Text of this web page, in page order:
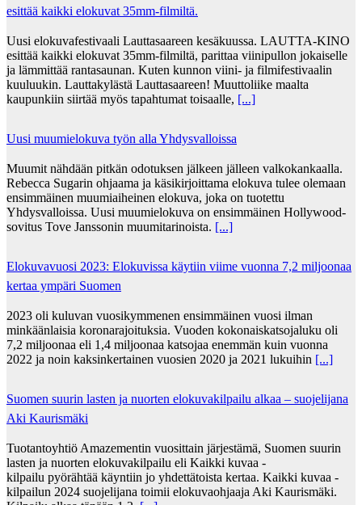
esittää kaikki elokuvat 35mm-filmiltä.
Uusi elokuvafestivaali Lauttasaareen kesäkuussa. LAUTTA-KINO
esittää kaikki elokuvat 35mm-filmiltä, parittaa viinipullon jokaiselle
ja lämmittää rantasaunan. Kuten kunnon viini- ja filmifestivaalin
kuuluukin. Lauttakylästä Lauttasaareen! Muuttoliike maalta
kaupunkiin siirtää myös tapahtumat toisaalle, [...]
Uusi muumielokuva työn alla Yhdysvalloissa
Muumit nähdään pitkän odotuksen jälkeen jälleen valkokankaalla.
Rebecca Sugarin ohjaama ja käsikirjoittama elokuva tulee olemaan
ensimmäinen muumiaiheinen elokuva, joka on tuotettu
Yhdysvalloissa. Uusi muumielokuva on ensimmäinen Hollywood-
sovitus Tove Janssonin muumitarinoista. [...]
Elokuvavuosi 2023: Elokuvissa käytiin viime vuonna 7,2 miljoonaa
kertaa ympäri Suomen
2023 oli kuluvan vuosikymmenen ensimmäinen vuosi ilman
minkäänlaisia koronarajoituksia. Vuoden kokonaiskatsojaluku oli
7,2 miljoonaa eli 1,4 miljoonaa katsojaa enemmän kuin vuonna
2022 ja noin kaksinkertainen vuosien 2020 ja 2021 lukuihin [...]
Suomen suurin lasten ja nuorten elokuvakilpailu alkaa – suojelijana
Aki Kaurismäki
Tuotantoyhtiö Amazementin vuosittain järjestämä, Suomen suurin
lasten ja nuorten elokuvakilpailu eli Kaikki kuvaa -
kilpailu pyörähtää käyntiin jo yhdettätoista kertaa. Kaikki kuvaa -
kilpailun 2024 suojelijana toimii elokuvaohjaaja Aki Kaurismäki.